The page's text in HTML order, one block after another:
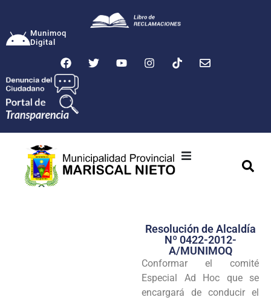
Munimoq
Digital
Transparencia
Seguridad
Programas
Resolución de Alcaldía
Nº 0422-2012-
A/MUNIMOQ
Conformar el comité
Especial Ad Hoc que se
encargará de conducir el